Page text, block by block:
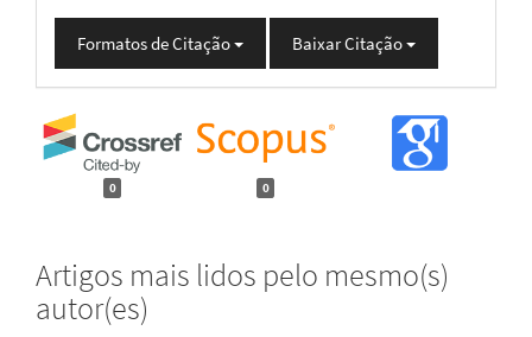
Formatos de Citação Baixar Citação
0 0
Artigos mais lidos pelo mesmo(s)
autor(es)